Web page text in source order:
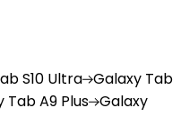
S10 Ultra Galaxy Tab
Tab A9 Plus Galaxy